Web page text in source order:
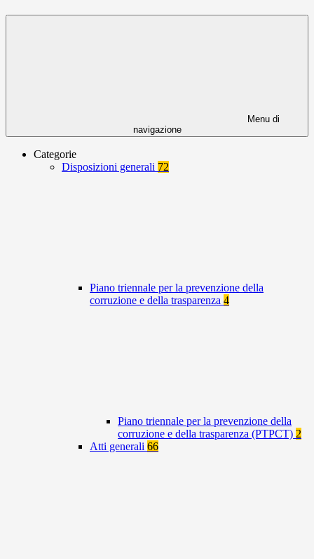
Menu di
navigazione
Categorie
Disposizioni generali 72
Piano triennale per la prevenzione della
corruzione e della trasparenza 4
Piano triennale per la prevenzione della
corruzione e della trasparenza (PTPCT) 2
Atti generali 66